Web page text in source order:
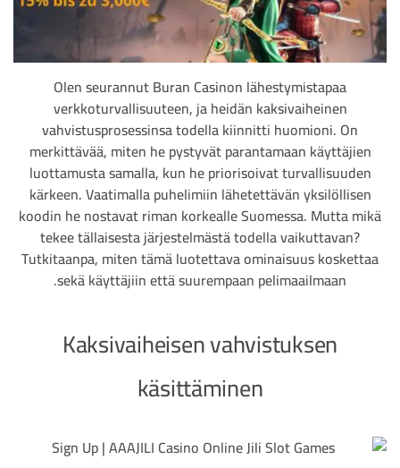
Olen seurannut Buran Casinon lähestymistapaa
verkkoturvallisuuteen, ja heidän kaksivaiheinen
vahvistusprosessinsa todella kiinnitti huomioni. On
merkittävää, miten he pystyvät parantamaan käyttäjien
luottamusta samalla, kun he priorisoivat turvallisuuden
kärkeen. Vaatimalla puhelimiin lähetettävän yksilöllisen
koodin he nostavat riman korkealle Suomessa. Mutta mikä
tekee tällaisesta järjestelmästä todella vaikuttavan?
Tutkitaanpa, miten tämä luotettava ominaisuus koskettaa
sekä käyttäjiin että suurempaan pelimaailmaan.
Kaksivaiheisen vahvistuksen
käsittäminen